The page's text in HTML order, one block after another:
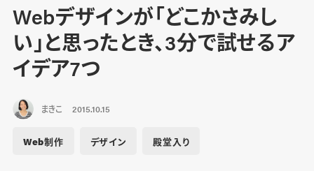
Webデザインが「どこかさみし
い」と思ったとき、3分で試せるア
イデア7つ
まきこ 2015.10.15
Web制作 デザイン 殿堂入り